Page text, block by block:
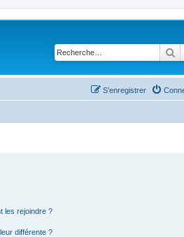
S’enregistrer
les rejoindre ?
différente ?